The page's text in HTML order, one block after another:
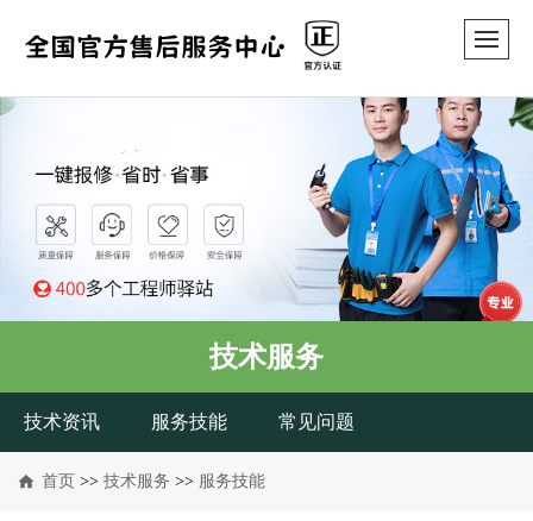
技术服务
技术资讯 服务技能 常见问题
首页 >> 技术服务 >> 服务技能